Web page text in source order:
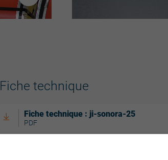
Fiche technique
Fiche technique : ji-sonora-25
PDF